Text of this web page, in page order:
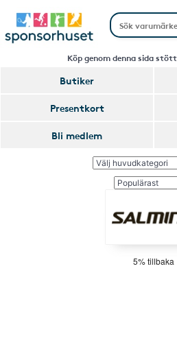
Köp genom denna sida
Butiker
Presentkort
Bli medlem
5% tillbaka